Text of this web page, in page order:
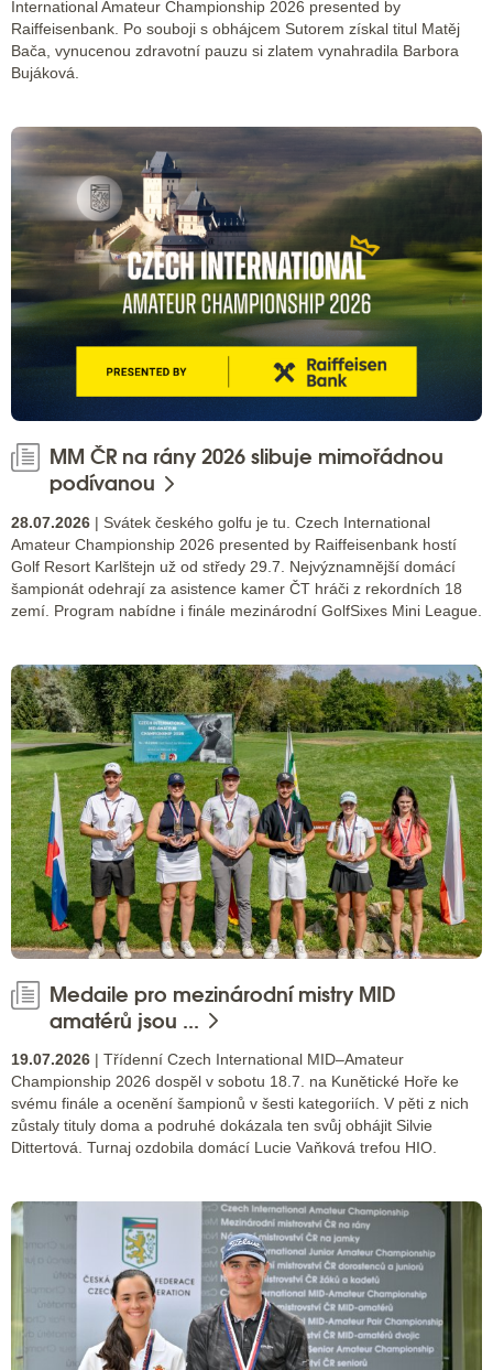
International Amateur Championship 2026 presented by
Raiffeisenbank. Po souboji s obhájcem Sutorem získal titul Matěj
Bača, vynucenou zdravotní pauzu si zlatem vynahradila Barbora
Bujáková.
MM ČR na rány 2026 slibuje mimořádnou
podívanou
28.07.2026 | Svátek českého golfu je tu. Czech International
Amateur Championship 2026 presented by Raiffeisenbank hostí
Golf Resort Karlštejn už od středy 29.7. Nejvýznamnější domácí
šampionát odehrají za asistence kamer ČT hráči z rekordních 18
zemí. Program nabídne i finále mezinárodní GolfSixes Mini League.
Medaile pro mezinárodní mistry MID
amatérů jsou ...
19.07.2026 | Třídenní Czech International MID–Amateur
Championship 2026 dospěl v sobotu 18.7. na Kunětické Hoře ke
svému finále a ocenění šampionů v šesti kategoriích. V pěti z nich
zůstaly tituly doma a podruhé dokázala ten svůj obhájit Silvie
Dittertová. Turnaj ozdobila domácí Lucie Vaňková trefou HIO.